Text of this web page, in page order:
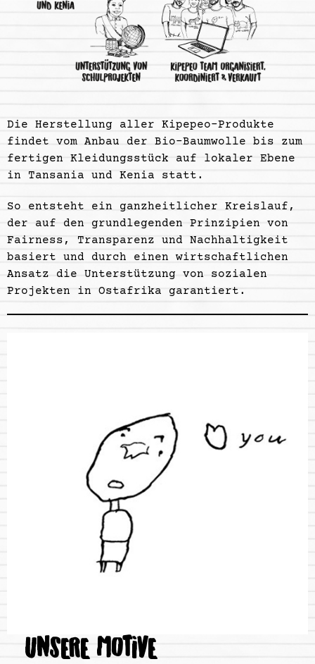
Die Herstellung aller Kipepeo-Produkte
findet vom Anbau der Bio-Baumwolle bis zum
fertigen Kleidungsstück auf lokaler Ebene
in Tansania und Kenia statt.
So entsteht ein ganzheitlicher Kreislauf,
der auf den grundlegenden Prinzipien von
Fairness, Transparenz und Nachhaltigkeit
basiert und durch einen wirtschaftlichen
Ansatz die Unterstützung von sozialen
Projekten in Ostafrika garantiert.
UNSERE MOTIVE